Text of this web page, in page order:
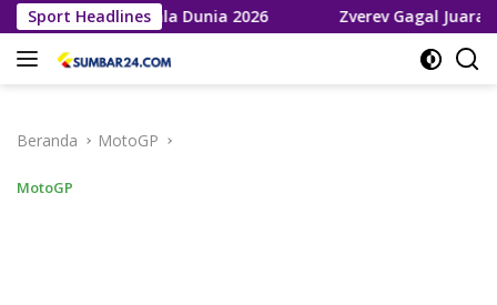
Langsung
ke
konten
Sport Headlines
Final Piala Dunia 2026 Zverev Gagal Juara di
Beranda MotoGP
MotoGP